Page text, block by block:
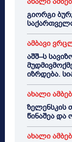
გიორგი
ამბავი
აშშ–ს
იზრდება.
ახალი
ზელენსკის
წინაშეა და
ახალი